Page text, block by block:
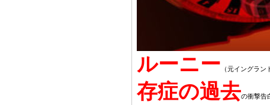
ルーニー （元イングラ
存症の過去の衝撃告